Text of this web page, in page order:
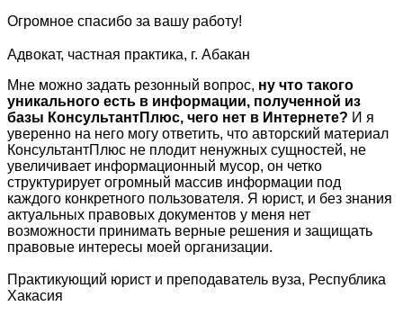
Огромное спасибо за вашу работу!
Адвокат, частная практика, г. Абакан
Мне можно задать резонный вопрос, ну что такого
уникального есть в информации, полученной из
базы КонсультантПлюс, чего нет в Интернете? И я
уверенно на него могу ответить, что авторский материал
КонсультантПлюс не плодит ненужных сущностей, не
увеличивает информационный мусор, он четко
структурирует огромный массив информации под
каждого конкретного пользователя. Я юрист, и без знания
актуальных правовых документов у меня нет
возможности принимать верные решения и защищать
правовые интересы моей организации.
Практикующий юрист и преподаватель вуза, Республика
Хакасия